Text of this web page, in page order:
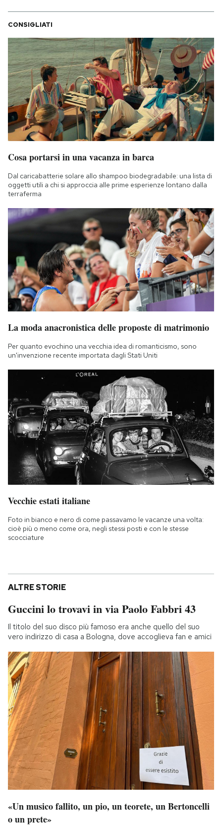
CONSIGLIATI
Cosa portarsi in una vacanza in barca
Dal caricabatterie solare allo shampoo biodegradabile: una lista di
oggetti utili a chi si approccia alle prime esperienze lontano dalla
terraferma
La moda anacronistica delle proposte di matrimonio
Per quanto evochino una vecchia idea di romanticismo, sono
un'invenzione recente importata dagli Stati Uniti
Vecchie estati italiane
Foto in bianco e nero di come passavamo le vacanze una volta:
cioè più o meno come ora, negli stessi posti e con le stesse
scocciature
ALTRE STORIE
Guccini lo trovavi in via Paolo Fabbri 43
Il titolo del suo disco più famoso era anche quello del suo
vero indirizzo di casa a Bologna, dove accoglieva fan e amici
«Un musico fallito, un pio, un teorete, un Bertoncelli
o un prete»